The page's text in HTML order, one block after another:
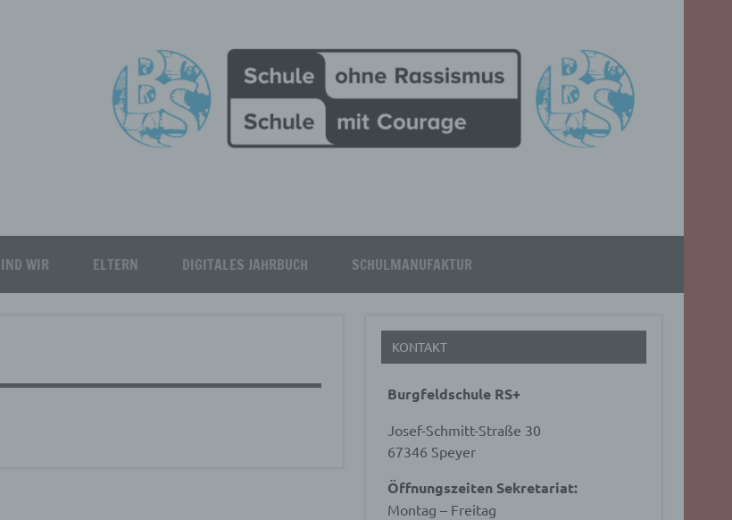
Realschule plus
WIR ELTERN DIGITALES JAHRBUCH SCHULMANUFAKTUR
KONTAKT
Burgfeldschule RS+
Josef-Schmitt-Straße 30
67346 Speyer
Öffnungszeiten Sekretariat:
Montag – Freitag